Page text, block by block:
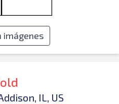
imágenes
IL, US